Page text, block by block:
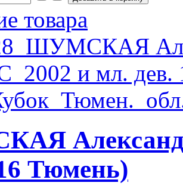
товара
Тюмень)